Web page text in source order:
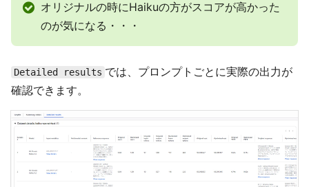
オリジナルの時にHaikuの方がスコアが高かった
のが気になる・・・
Detailed results では、プロンプトごとに実際の出力が
確認できます。